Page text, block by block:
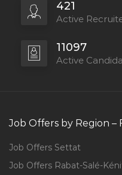
421
Active
11097
Active
Job Offers by Region –
Job Offers Settat
Job Offers Rabat-Salé-